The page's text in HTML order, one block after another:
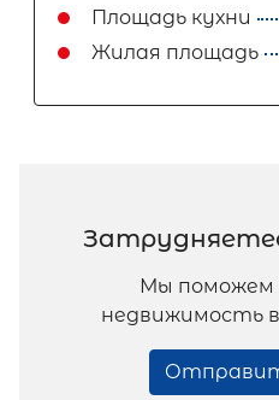
Площадь кухни
Жилая площадь
Мы поможем
недвижимость